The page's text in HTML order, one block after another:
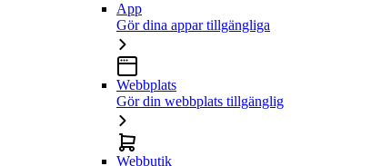
App
Gör dina appar tillgängliga
Webbplats
Gör din webbplats tillgänglig
Webbutik